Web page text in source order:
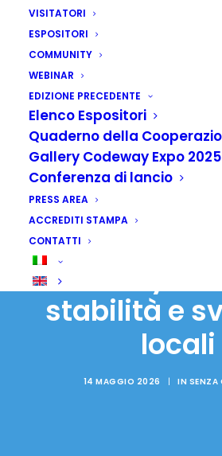
VISITATORI
ESPOSITORI
COMMUNITY
WEBINAR
EDIZIONE PRECEDENTE
Elenco Espositori
Quaderno della
Gallery Codeway Expo 2025
Conferenza di lancio
PRESS AREA
ACCREDITI STAMPA
CONTATTI
Codeway,
stabilità e
locali
14 MAGGIO 2026 | IN SENZA